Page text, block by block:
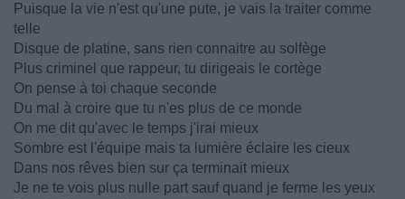
Puisque la vie n'est qu'une pute, je vais la traiter comme
telle
Disque de platine, sans rien connaitre au solfège
Plus criminel que rappeur, tu dirigeais le cortège
On pense à toi chaque seconde
Du mal à croire que tu n'es plus de ce monde
On me dit qu'avec le temps j'irai mieux
Sombre est l'équipe mais ta lumière éclaire les cieux
Dans nos rêves bien sur ça terminait mieux
Je ne te vois plus nulle part sauf quand je ferme les yeux